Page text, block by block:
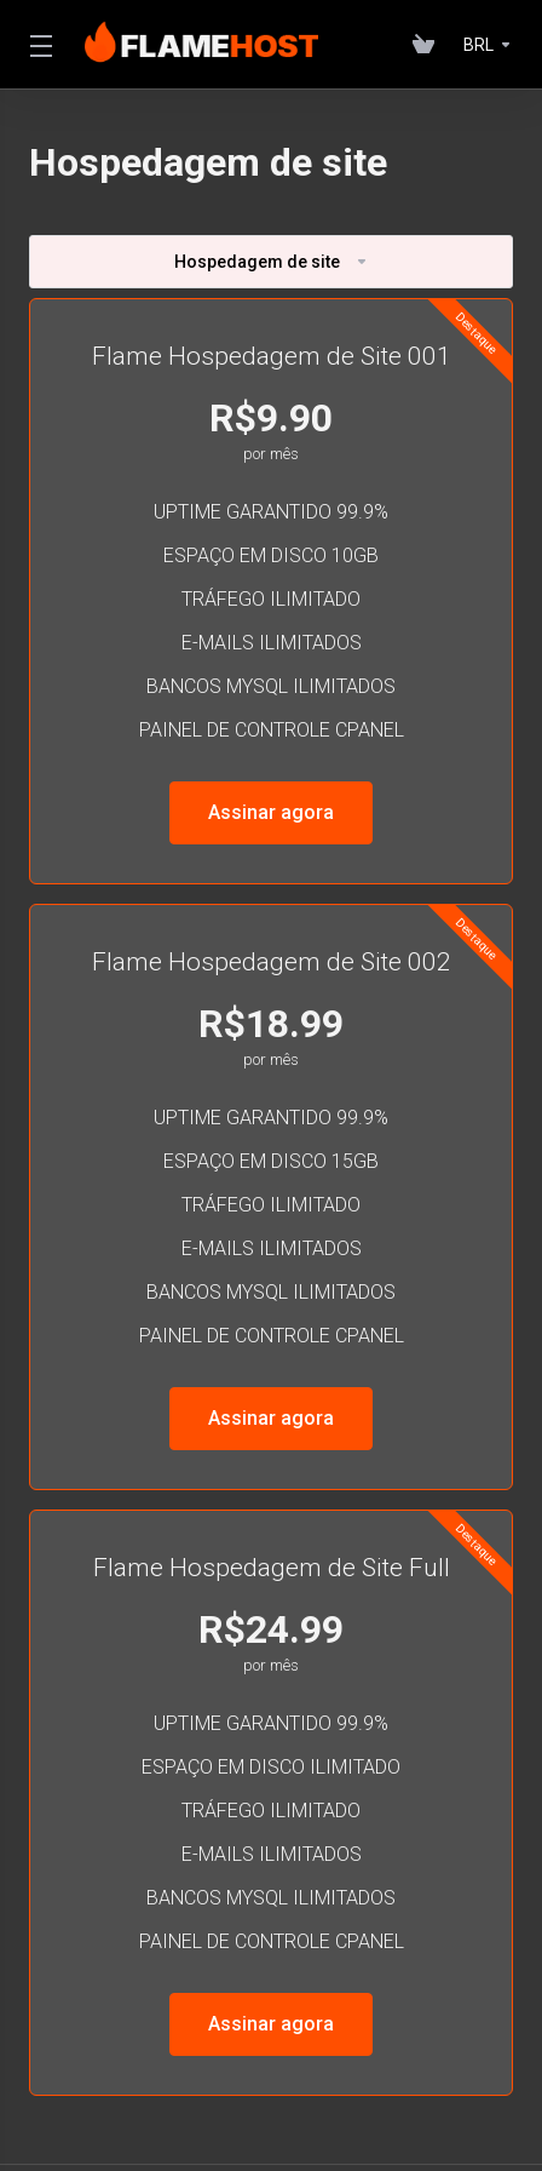
BRL
Hospedagem de site
Hospedagem de site
Destaque
Flame Hospedagem de Site 001
R$9.90
por mês
UPTIME GARANTIDO 99.9%
ESPAÇO EM DISCO 10GB
TRÁFEGO ILIMITADO
E-MAILS ILIMITADOS
BANCOS MYSQL ILIMITADOS
PAINEL DE CONTROLE CPANEL
Assinar agora
Destaque
Flame Hospedagem de Site 002
R$18.99
por mês
UPTIME GARANTIDO 99.9%
ESPAÇO EM DISCO 15GB
TRÁFEGO ILIMITADO
E-MAILS ILIMITADOS
BANCOS MYSQL ILIMITADOS
PAINEL DE CONTROLE CPANEL
Assinar agora
Destaque
Flame Hospedagem de Site Full
R$24.99
por mês
UPTIME GARANTIDO 99.9%
ESPAÇO EM DISCO ILIMITADO
TRÁFEGO ILIMITADO
E-MAILS ILIMITADOS
BANCOS MYSQL ILIMITADOS
PAINEL DE CONTROLE CPANEL
Assinar agora